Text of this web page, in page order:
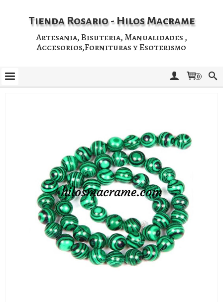
Tienda Rosario - Hilos Macrame
Artesania, Bisuteria, Manualidades ,
Accesorios,Fornituras y Esoterismo
0